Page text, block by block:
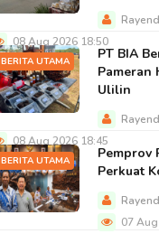
08 Aug 2026 18:50
BERITA UTAMA
PT BIA
Pameran
Ulilin
08 Aug 2026 18:45
BERITA UTAMA
Pemprov
Perkuat
07